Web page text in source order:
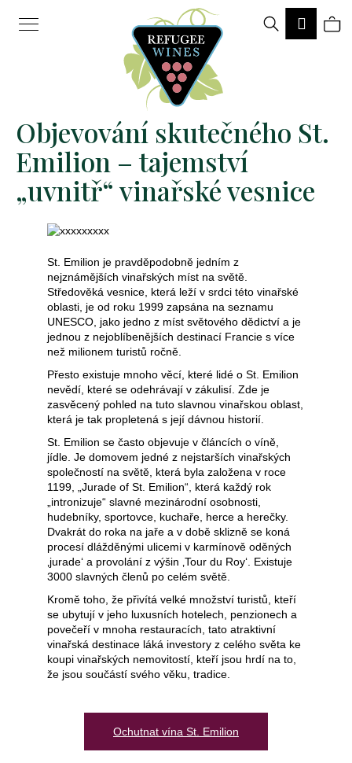
Hledat
Objevování skutečného St.
Emilion – tajemství
„uvnitř“ vinařské vesnice
St. Emilion je pravděpodobně jedním z
nejznámějších vinařských míst na světě.
Středověká vesnice, která leží v srdci této vinařské
oblasti, je od roku 1999 zapsána na seznamu
UNESCO, jako jedno z míst světového dědictví a je
jednou z nejoblíbenějších destinací Francie s více
než milionem turistů ročně.
Přesto existuje mnoho věcí, které lidé o St. Emilion
nevědí, které se odehrávají v zákulisí. Zde je
zasvěcený pohled na tuto slavnou vinařskou oblast,
která je tak propletená s její dávnou historií.
St. Emilion se často objevuje v článcích o víně,
jídle. Je domovem jedné z nejstarších vinařských
společností na světě, která byla založena v roce
1199, „Jurade of St. Emilion“, která každý rok
„intronizuje“ slavné mezinárodní osobnosti,
hudebníky, sportovce, kuchaře, herce a herečky.
Dvakrát do roka na jaře a v době sklizně se koná
procesí dlážděnými ulicemi v karmínově oděných
‚jurade‘ a provolání z výšin ‚Tour du Roy‘. Existuje
3000 slavných členů po celém světě.
Kromě toho, že přivítá velké množství turistů, kteří
se ubytují v jeho luxusních hotelech, penzionech a
povečeří v mnoha restauracích, tato atraktivní
vinařská destinace láká investory z celého světa ke
koupi vinařských nemovitostí, kteří jsou hrdí na to,
že jsou součástí svého věku, tradice.
Ochutnat vína St. Emilion
C
o
p